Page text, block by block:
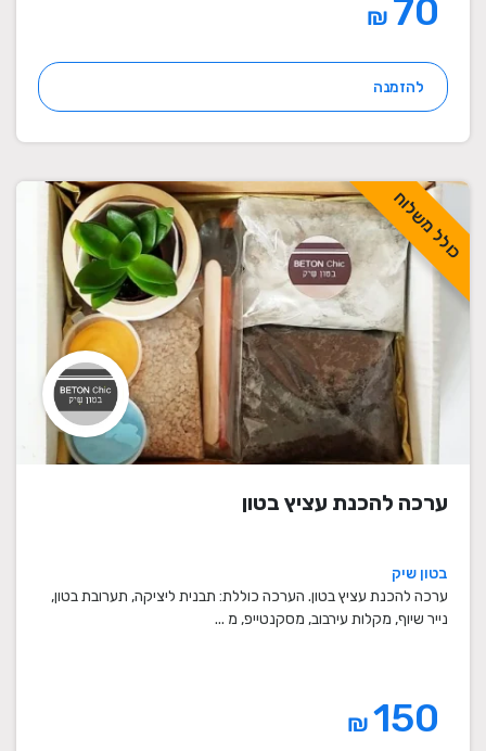
₪
להזמנה
כולל משלוח
ערכה להכנת עציץ בטון
בטון שיק
ערכה להכנת עציץ בטון. הערכה כוללת: תבנית ליציקה, תערובת בטון,
נייר שיוף, מקלות עירבוב, מסקנטייפ, מ ...
₪